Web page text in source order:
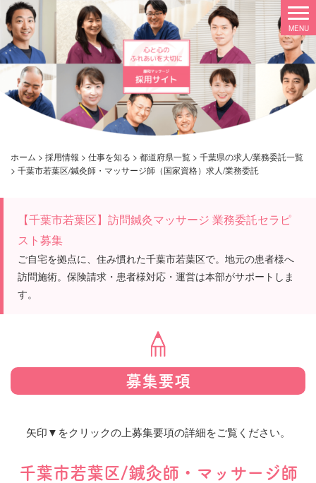
ホーム > 採用情報 > 仕事を知る > 都道府県一覧 > 千葉県の求人/業務委託一覧
> 千葉市若葉区/鍼灸師・マッサージ師（国家資格）求人/業務委託
【千葉市若葉区】訪問鍼灸マッサージ 業務委託セラピ
スト募集
ご自宅を拠点に、住み慣れた千葉市若葉区で。地元の患者様へ
訪問施術。保険請求・患者様対応・運営は本部がサポートしま
す。
募集要項
矢印▼をクリックの上募集要項の詳細をご覧ください。
千葉市若葉区/鍼灸師・マッサージ師